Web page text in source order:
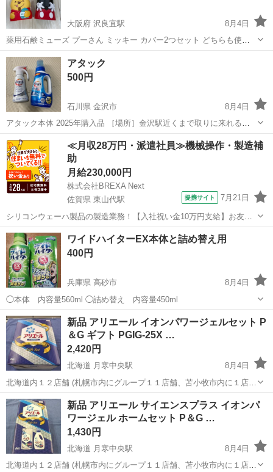
大阪府 沢良宜駅
8月4日
薬用石鹸ミューズ プーさん ミッキー カバー2つセット どちらも使用
頻度少ないですが、初期傷と初期塗り失敗？有 ミッキーの写真部に初
期傷（引っ掻いたような）有 ミッキーは素材的に小傷がつきやすい印
象 ...
大阪 茨木市 沢良宜駅
アタック
500円
石川県 金沢市
8月4日
アタック本体 2025年購入品 ［場所］金沢駅近くまで取りに来れる方
［時間］土〜8時半、日曜日〜9時半の朝の時間帯に取引き可能な方
（平日・土日18-19時要相談） 他のお品物とまとめて引き取っていた
だける方を優先します...
石川 金沢市 洗濯用品
≪月収28万円・派遣社員≫機械操作・製造補
助
月給230,000円
株式会社BREXA Next
佐賀県 東山代駅
提携サイト 7月21日
シリコンウェーハ製品の製造業務！【入社祝い金10万円支給】お友達
やカップルとの応募OK◎年間休日129日＆休出なしでプライベート充
実♪業務はクリーンルームで快適作業◎自社正社員登用制度あり★1食
300円～の格安食堂あり！《佐...
佐賀 伊万里市 東山代駅 その他
ワイドハイターEX本体と詰め替え用
400円
兵庫県 高砂市
8月4日
◯本体 内容量560ml ◯詰め替え 内容量450ml
兵庫 高砂市 洗濯用品
新品 アリエール イオンパワージェルセット P
＆G ギフト PGIG-25X …
2,420円
北海道 月寒中央駅
8月4日
北海道内１２店舗 (札幌市内にグループ１１店舗、苫小牧市内に１店
舗） 総合リサイクルショップ ★ユーズドグッズマーケット★ アウト
レットモノハウス西岡店です。 新品 ピーアンドジー アリエールイ
オンパワージェルセ...
北海道 札幌市 月寒中央駅 洗濯用品 商品
新品 アリエール サイエンスプラス イオンパ
ワージェル ホームセット P＆G …
1,430円
北海道 月寒中央駅
8月4日
北海道内１２店舗 (札幌市内にグループ１１店舗、苫小牧市内に１店